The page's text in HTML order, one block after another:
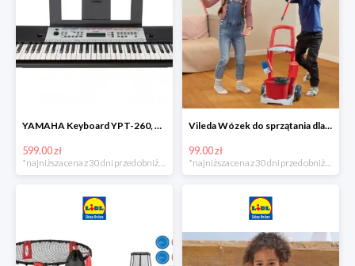
YAMAHA Keyboard YPT-260, 61 klawiszy
599.00 zł
*najniższa cena z 30 dni przed obniżką
Vileda Wózek do sprzątania dla dzieci
99.00 zł
*najniższa cena z 30 dni przed obniżką